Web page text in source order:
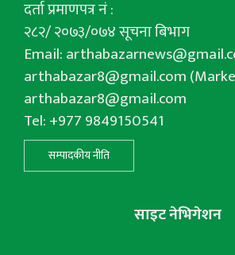
दर्ता प्रमाणपत्र नं :
२८२/ २०७३/०७४ सूचना बिभाग
Email:
arthabazar8@gmail.com
arthabazar8@gmail.com
Tel: +977 9849150541
सम्पादकीय नीति
साइट नेभिगेशन